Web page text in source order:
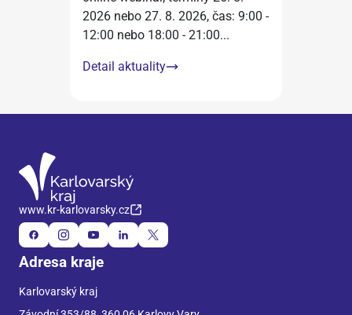
2026 nebo 27. 8. 2026, čas: 9:00 -
12:00 nebo 18:00 - 21:00...
Detail aktuality
www.kr-karlovarsky.cz
Adresa kraje
Karlovarský kraj